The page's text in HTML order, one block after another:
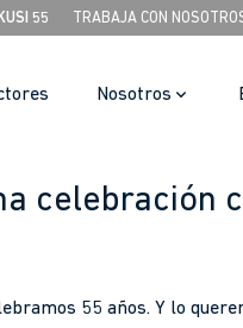
IKUSI 55 TRABAJA CON
Nosotros
celebración
55 años. Y lo